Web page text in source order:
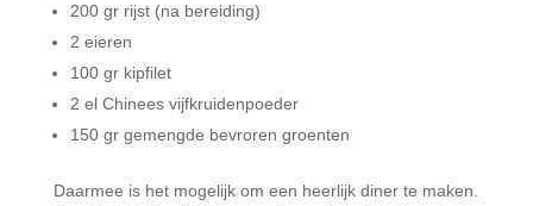
200 gr rijst (na bereiding)
2 eieren
100 gr kipfilet
2 el Chinees vijfkruidenpoeder
150 gr gemengde bevroren groenten
Daarmee is het mogelijk om een heerlijk diner te maken.